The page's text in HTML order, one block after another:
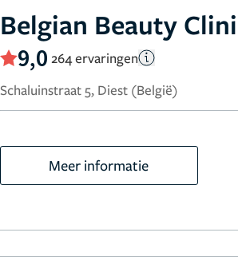
Belgian Beauty
9,0 264 ervaringen
Schaluinstraat 5, Diest (België)
Meer informatie